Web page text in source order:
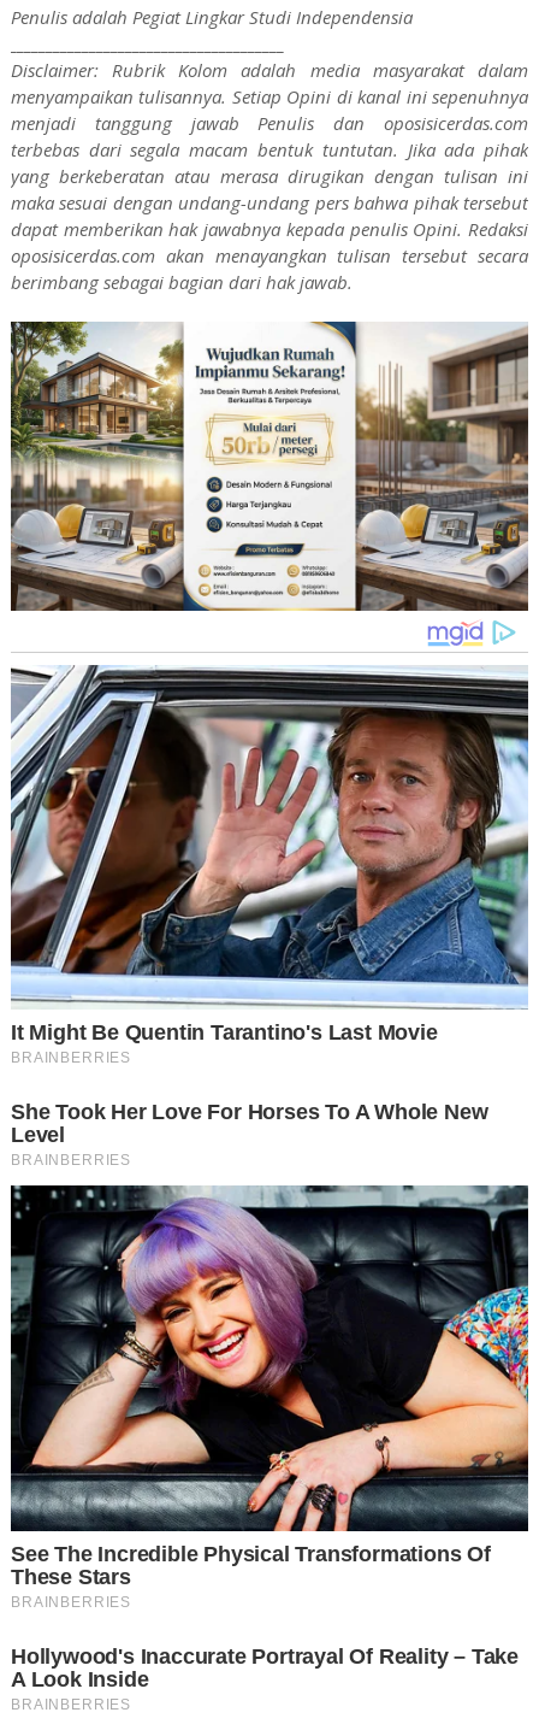
Penulis adalah Pegiat Lingkar Studi Independensia
Disclaimer: Rubrik Kolom adalah media masyarakat dalam
menyampaikan tulisannya. Setiap Opini di kanal ini sepenuhnya
menjadi tanggung jawab Penulis dan oposisicerdas.com
terbebas dari segala macam bentuk tuntutan. Jika ada pihak
yang berkeberatan atau merasa dirugikan dengan tulisan ini
maka sesuai dengan undang-undang pers bahwa pihak tersebut
dapat memberikan hak jawabnya kepada penulis Opini. Redaksi
oposisicerdas.com akan menayangkan tulisan tersebut secara
berimbang sebagai bagian dari hak jawab.